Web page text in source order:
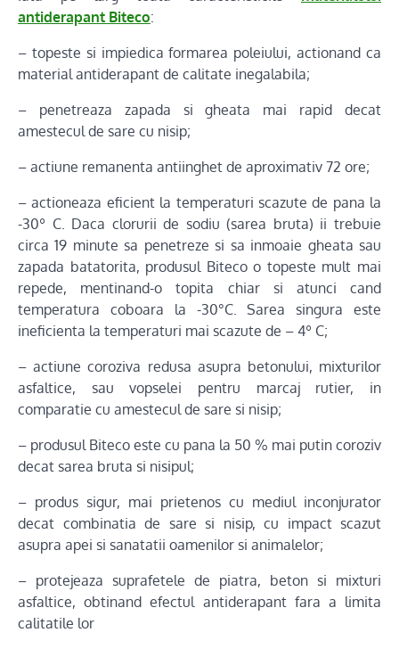
antiderapant Biteco:
– topeste si impiedica formarea poleiului, actionand ca
material antiderapant de calitate inegalabila;
– penetreaza zapada si gheata mai rapid decat
amestecul de sare cu nisip;
– actiune remanenta antiinghet de aproximativ 72 ore;
– actioneaza eficient la temperaturi scazute de pana la
-30º C. Daca clorurii de sodiu (sarea bruta) ii trebuie
circa 19 minute sa penetreze si sa inmoaie gheata sau
zapada batatorita, produsul Biteco o topeste mult mai
repede, mentinand-o topita chiar si atunci cand
temperatura coboara la -30°C. Sarea singura este
ineficienta la temperaturi mai scazute de – 4º C;
– actiune coroziva redusa asupra betonului, mixturilor
asfaltice, sau vopselei pentru marcaj rutier, in
comparatie cu amestecul de sare si nisip;
– produsul Biteco este cu pana la 50 % mai putin coroziv
decat sarea bruta si nisipul;
– produs sigur, mai prietenos cu mediul inconjurator
decat combinatia de sare si nisip, cu impact scazut
asupra apei si sanatatii oamenilor si animalelor;
– protejeaza suprafetele de piatra, beton si mixturi
asfaltice, obtinand efectul antiderapant fara a limita
calitatile lor